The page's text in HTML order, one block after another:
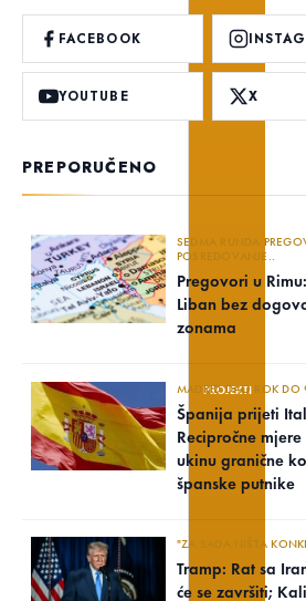
PROJEKTI
FACEBOOK
YOUTUBE X
PREPORUČENO
SEDMA RUNDA
POSREDOVANJE..
Pregovori u
Liban bez
zonama
MADRID DAO ROK DO
Španija prijeti
Recipročne
ukinu granične
španske putnike
"ZA SADA NIŠTA
Tramp: Rat sa
će se završiti;